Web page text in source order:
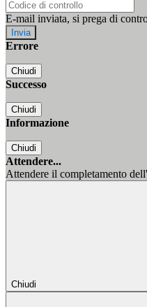
E-mail inviata, si prega di
Errore
Chiudi
Successo
Chiudi
Informazione
Chiudi
Attendere...
Attendere il completamento
Chiudi